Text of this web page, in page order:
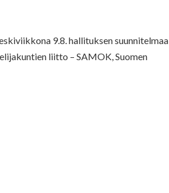
9.8. hallituksen suunnitelmaa
liitto – SAMOK, Suomen